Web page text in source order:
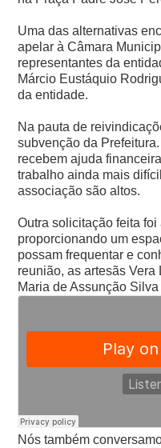
Uma das alternativas
apelar à Câmara
representantes da
Márcio Eustáquio
da entidade.
Na pauta de
subvenção da
recebem ajuda
trabalho ainda mais
associação são altos.
Outra solicitação feita
proporcionando um
possam frequentar e
reunião, as artesãs
Maria de Assunção
Nós também